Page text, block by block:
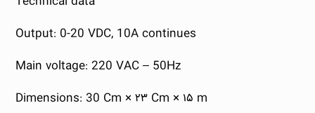
Output: 0-20 VDC, 10A continues
Main voltage: 220 VAC – 50Hz
Dimensions: 30 Cm × ۲۳ Cm × ۱۵ m